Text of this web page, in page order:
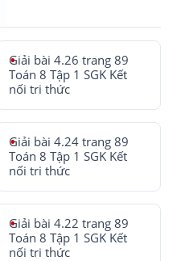
Giải bài 4.26 trang 89
Toán 8 Tập 1 SGK Kết
nối tri thức
Giải bài 4.24 trang 89
Toán 8 Tập 1 SGK Kết
nối tri thức
Giải bài 4.22 trang 89
Toán 8 Tập 1 SGK Kết
nối tri thức